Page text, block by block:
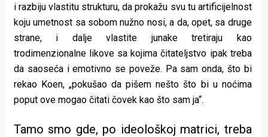
i razbiju vlastitu strukturu, da prokažu svu tu artificijelnost
koju umetnost sa sobom nužno nosi, a da, opet, sa druge
strane, i dalje vlastite junake tretiraju kao
trodimenzionalne likove sa kojima čitateljstvo ipak treba
da saoseća i emotivno se poveže. Pa sam onda, što bi
rekao Koen, „pokušao da pišem nešto što bi u noćima
poput ove mogao čitati čovek kao što sam ja“.
Tamo smo gde, po ideološkoj matrici, treba